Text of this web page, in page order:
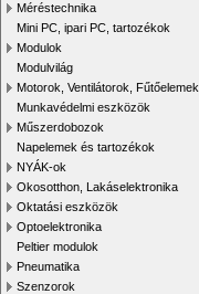
Méréstechnika
Mini PC, ipari PC, tartozékok
Modulok
Modulvilág
Motorok, Ventilátorok, Fűtőelemek
Munkavédelmi eszközök
Műszerdobozok
Napelemek és tartozékok
NYÁK-ok
Okosotthon, Lakáselektronika
Oktatási eszközök
Optoelektronika
Peltier modulok
Pneumatika
Szenzorok